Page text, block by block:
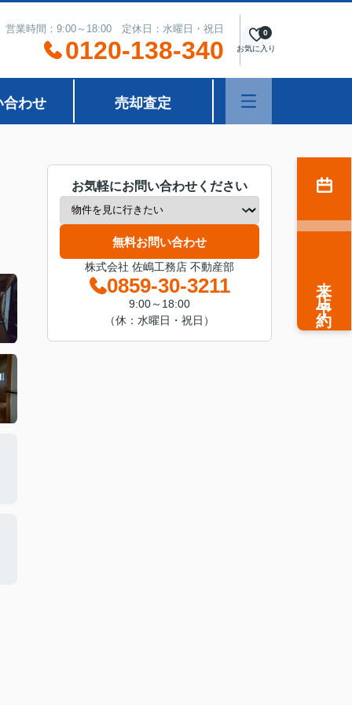
営業時間：9:00～18:00 定休日：水曜日・祝日
0120-138-340 お気に入り
0
合わせ 売却査定
お気軽にお問い合わせください
無料お問い合わせ
株式会社 佐嶋工務店 不動産部
0859-30-3211
9:00～18:00
（休：水曜日・祝日）
来店予約